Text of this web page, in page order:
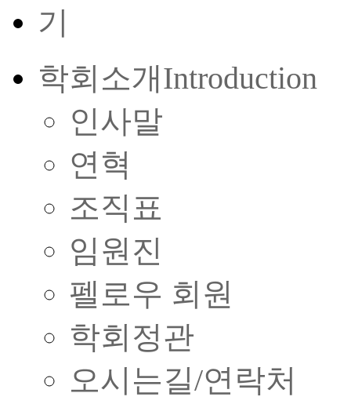
학회소개Introduction
인사말
연혁
조직표
임원진
펠로우 회원
학회정관
오시는길/연락처